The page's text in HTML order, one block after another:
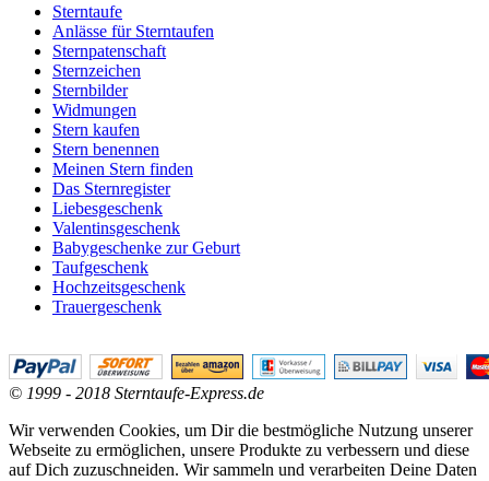
Sterntaufe
Anlässe für Sterntaufen
Sternpatenschaft
Sternzeichen
Sternbilder
Widmungen
Stern kaufen
Stern benennen
Meinen Stern finden
Das Sternregister
Liebesgeschenk
Valentinsgeschenk
Babygeschenke zur Geburt
Taufgeschenk
Hochzeitsgeschenk
Trauergeschenk
© 1999 - 2018 Sterntaufe-Express.de
Wir verwenden Cookies, um Dir die bestmögliche Nutzung unserer
Webseite zu ermöglichen, unsere Produkte zu verbessern und diese
auf Dich zuzuschneiden. Wir sammeln und verarbeiten Deine Daten